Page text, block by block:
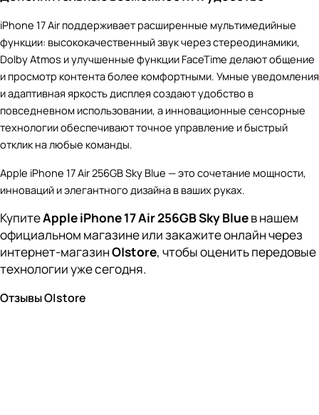
iPhone 17 Air поддерживает расширенные мультимедийные
функции: высококачественный звук через стереодинамики,
Dolby Atmos и улучшенные функции FaceTime делают общение
и просмотр контента более комфортными. Умные уведомления
и адаптивная яркость дисплея создают удобство в
повседневном использовании, а инновационные сенсорные
технологии обеспечивают точное управление и быстрый
отклик на любые команды.
Apple iPhone 17 Air 256GB Sky Blue — это сочетание мощности,
инноваций и элегантного дизайна в ваших руках.
КупитеApple iPhone 17 Air 256GB Sky Blueв нашем
официальном магазине или закажите онлайн через
интернет-магазинO|store, чтобы оценить передовые
технологии уже сегодня.
Отзывы O|store